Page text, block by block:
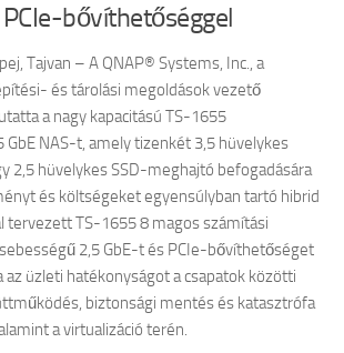
bővíthetőséggel
Tajvan – A QNAP® Systems, Inc., a
és tárolási megoldások vezető
a nagy kapacitású TS-1655
GbE NAS-t, amely tizenkét 3,5 hüvelykes
2,5 hüvelykes SSD-meghajtó befogadására
és költségeket egyensúlyban tartó hibrid
tervezett TS-1655 8 magos számítási
2,5 GbE-t és PCIe-bővíthetőséget
az üzleti hatékonyságot a csapatok közötti
biztonsági mentés és katasztrófa
a virtualizáció terén.